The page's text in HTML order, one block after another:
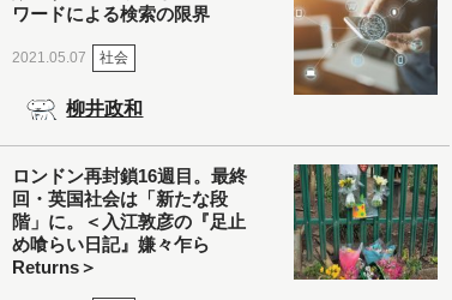
ワードによる検索の限界
2021.05.07 社会
柳井政和
ロンドン再封鎖16週目。最終
回・英国社会は「新たな段
階」に。＜入江敦彦の『足止
め喰らい日記』嫌々乍ら
Returns＞